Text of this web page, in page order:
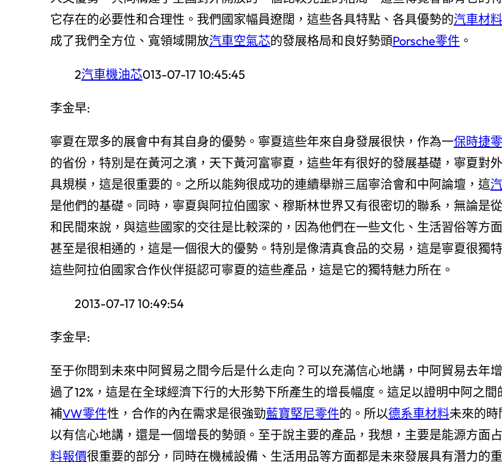
它存在的必要性和合理性。我們國家幅員遼闊，這些各具特點、各具優勢的汽車材料
成了我們全方位、寬領域開放汽車空氣芯的發展格局和良好勢頭Porsche零件 。
2汽車機油芯013-07-17 10:45:45
李金早:
寧夏在眾多的展會中有其自身的優勢。寧夏這些年來自身發展很快，作為一保時捷
的省份，特別是在黃河之濱，天下黃河富寧夏，這些年有很好的發展基礎，寧夏對
具規模，這是很重要的。之所以能夠很成功的連續舉辦三屆寧洽會和中阿論壇，這
是他們的基礎。同時，寧夏與阿拉伯國家、穆斯林世界又有很密切的聯系，無論是
和民間來說，與這些國家的交往是比較深的，因為他們在一些文化、生活習俗等方
甚至是很相通的，這是一個很大的優勢。特別是像清真食品的交易，這是寧夏很獨
這些阿拉伯國家合作伙伴挺認可寧夏的這些產品，這是它的獨特魅力所在。
2013-07-17 10:49:54
李金早:
至于你問到未來中阿貿易之間今后是什么走向？可以充滿信心地講，中阿貿易去年
過了12%，這是在全球經濟下行的大形勢下所產生的增長幅度。這足以證明中阿之間
補VW零件性，合作的內在需求是很強勁藍寶堅尼零件的。所以德系車材料未來的時
以有信心地講，還是一個增長的勢頭。至于說主要的產品，我想，主要是能源方面
料報價很重要的部分，同時在機械設備、生活用品等方面都是未來發展具有潛力的